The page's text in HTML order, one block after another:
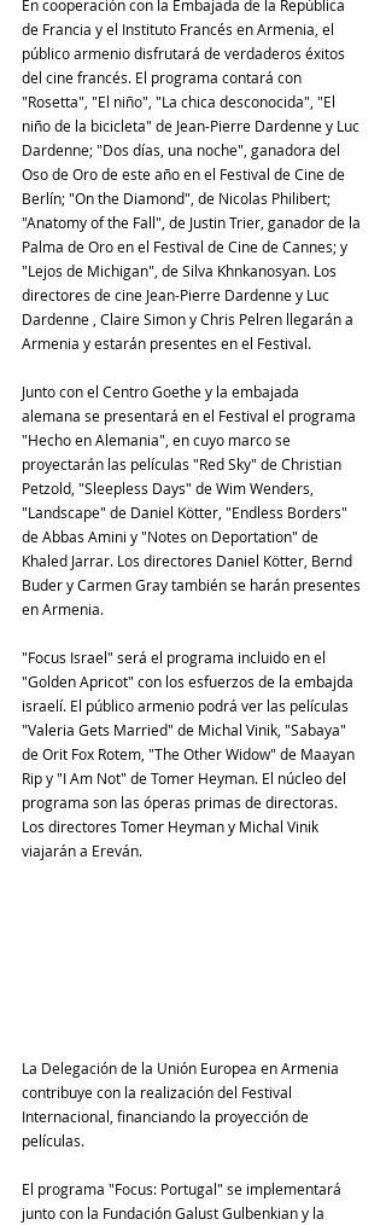
En cooperación con la Embajada de la República
de Francia y el Instituto Francés en Armenia, el
público armenio disfrutará de verdaderos éxitos
del cine francés. El programa contará con
"Rosetta", "El niño", "La chica desconocida", "El
niño de la bicicleta" de Jean-Pierre Dardenne y Luc
Dardenne; "Dos días, una noche", ganadora del
Oso de Oro de este año en el Festival de Cine de
Berlín; "On the Diamond", de Nicolas Philibert;
"Anatomy of the Fall", de Justin Trier, ganador de la
Palma de Oro en el Festival de Cine de Cannes; y
"Lejos de Michigan", de Silva Khnkanosyan. Los
directores de cine Jean-Pierre Dardenne y Luc
Dardenne , Claire Simon y Chris Pelren llegarán a
Armenia y estarán presentes en el Festival.
Junto con el Centro Goethe y la embajada
alemana se presentará en el Festival el programa
"Hecho en Alemania", en cuyo marco se
proyectarán las películas "Red Sky" de Christian
Petzold, "Sleepless Days" de Wim Wenders,
"Landscape" de Daniel Kötter, "Endless Borders"
de Abbas Amini y "Notes on Deportation" de
Khaled Jarrar. Los directores Daniel Kötter, Bernd
Buder y Carmen Gray también se harán presentes
en Armenia.
"Focus Israel" será el programa incluido en el
"Golden Apricot" con los esfuerzos de la embajda
israelí. El público armenio podrá ver las películas
"Valeria Gets Married" de Michal Vinik, "Sabaya"
de Orit Fox Rotem, "The Other Widow" de Maayan
Rip y "I Am Not" de Tomer Heyman. El núcleo del
programa son las óperas primas de directoras.
Los directores Tomer Heyman y Michal Vinik
viajarán a Ereván.
La Delegación de la Unión Europea en Armenia
contribuye con la realización del Festival
Internacional, financiando la proyección de
películas.
El programa "Focus: Portugal" se implementará
junto con la Fundación Galust Gulbenkian y la